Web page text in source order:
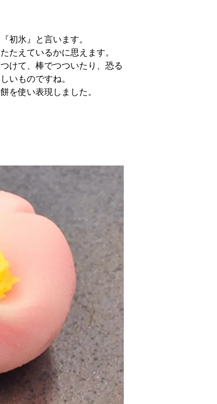
初氷』と言います。
たえているかに思えます。
けて、棒でつついたり、恐る
いものですね。
を使い表現しました。